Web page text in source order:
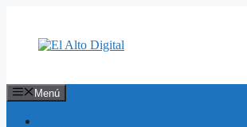
contenido
Menú